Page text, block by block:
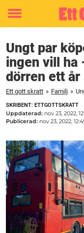
Toggle
Ungt par
ingen vill ha
dörren ett år
Ett gott skratt » Familj »
SKRIBENT: ETTGOTTSKRATT
Uppdaterad: nov 23, 2022,
Publicerad: nov 23, 2022,